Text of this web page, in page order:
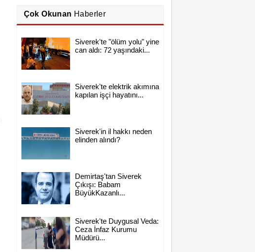
Çok Okunan Haberler
Siverek'te "ölüm yolu" yine
can aldı: 72 yaşındaki...
Siverek'te elektrik akımına
kapılan işçi hayatını...
Siverek'in il hakkı neden
elinden alındı?
Demirtaş'tan Siverek
Çıkışı: Babam
BüyükKazanlı...
Siverek'te Duygusal Veda:
Ceza İnfaz Kurumu
Müdürü...